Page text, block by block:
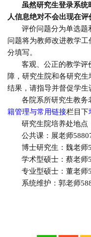
虽然研究生登录系
人信息绝对不会出现在
评价问题分为单选题
问题将为教师改进教学
分填写。
客观、公正的教学评
障，研究生院和各研究
结果，请指导并督促学生
各院系所研究生教务
籍管理与常用链接栏目下
研究生院培养处地点
公共课：展老师
博士研究生：魏老师
学术型硕士：蔡老师
专业型硕士：董老师
系统维护：郭老师